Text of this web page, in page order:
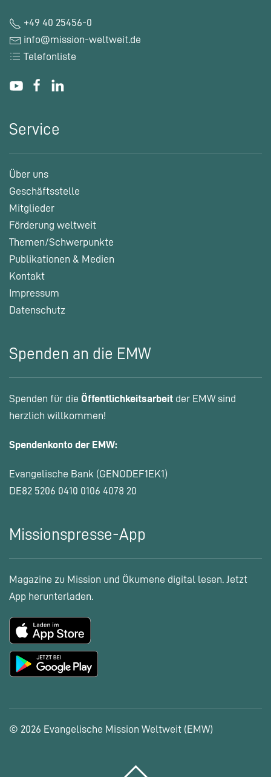
+49 40 25456-0
info@mission-weltweit.de
Telefonliste
Service
Über uns
Geschäftsstelle
Mitglieder
Förderung weltweit
Themen/Schwerpunkte
Publikationen & Medien
Kontakt
Impressum
Datenschutz
Spenden an die EMW
Spenden für die Öffentlichkeitsarbeit der EMW sind
herzlich willkommen!
Spendenkonto der EMW:
Evangelische Bank (GENODEF1EK1)
DE82 5206 0410 0106 4078 20
Missionspresse-App
Magazine zu Mission und Ökumene digital lesen. Jetzt
App herunterladen.
© 2026 Evangelische Mission Weltweit (EMW)